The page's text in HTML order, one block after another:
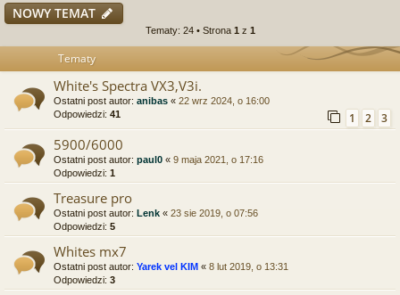
NOWY TEMAT
Tematy: 24 • Strona 1 z 1
Tematy
White's Spectra VX3,V3i.
Ostatni post autor: anibas « 22 wrz 2024, o 16:00
Odpowiedzi: 41 1 2 3
5900/6000
Ostatni post autor: paul0 « 9 maja 2021, o 17:16
Odpowiedzi: 1
Treasure pro
Ostatni post autor: Lenk « 23 sie 2019, o 07:56
Odpowiedzi: 5
Whites mx7
Ostatni post autor: Yarek vel KIM « 8 lut 2019, o 13:31
Odpowiedzi: 3